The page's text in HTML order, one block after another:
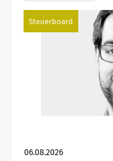
Steuerboard
06.08.2026